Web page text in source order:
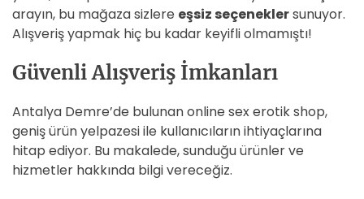
arayın, bu mağaza sizlere eşsiz seçeneklersunuyor.
Alışveriş yapmak hiç bu kadar keyifli olmamıştı!
Güvenli Alışveriş İmkanları
Antalya Demre’de bulunan online sex erotik shop,
geniş ürün yelpazesi ile kullanıcıların ihtiyaçlarına
hitap ediyor. Bu makalede, sunduğu ürünler ve
hizmetler hakkında bilgi vereceğiz.